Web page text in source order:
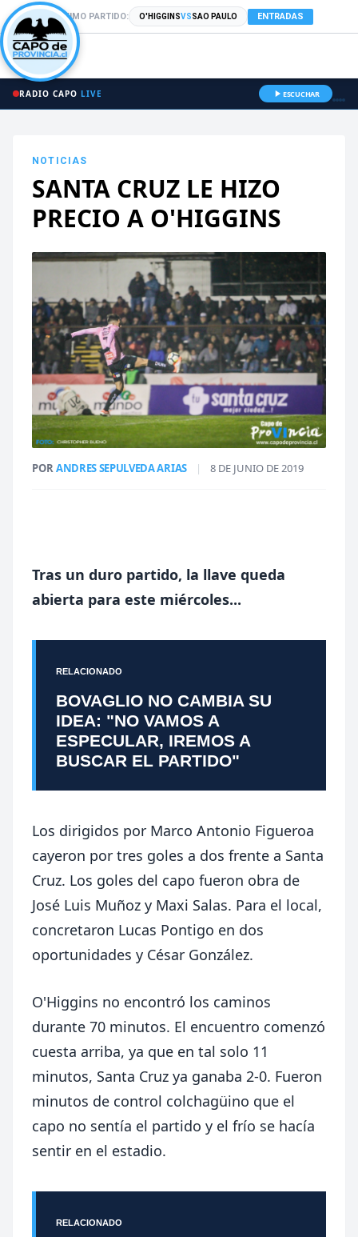
PRÓXIMO PARTIDO: O'HIGGINSVSSAO PAULO ENTRADAS
RADIO CAPO LIVE ESCUCHAR
NOTICIAS
SANTA CRUZ LE HIZO
PRECIO A O'HIGGINS
PORANDRES SEPULVEDA ARIAS | 8 DE JUNIO DE 2019
Tras un duro partido, la llave queda
abierta para este miércoles...
RELACIONADO
BOVAGLIO NO CAMBIA SU
IDEA: "NO VAMOS A
ESPECULAR, IREMOS A
BUSCAR EL PARTIDO"
Los dirigidos por Marco Antonio Figueroa
cayeron por tres goles a dos frente a Santa
Cruz. Los goles del capo fueron obra de
José Luis Muñoz y Maxi Salas. Para el local,
concretaron Lucas Pontigo en dos
oportunidades y César González.
O'Higgins no encontró los caminos
durante 70 minutos. El encuentro comenzó
cuesta arriba, ya que en tal solo 11
minutos, Santa Cruz ya ganaba 2-0. Fueron
minutos de control colchagüino que el
capo no sentía el partido y el frío se hacía
sentir en el estadio.
RELACIONADO